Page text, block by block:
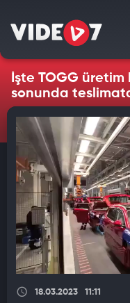
İşte TOGG üretim
sonunda
18.03.2023 11:11